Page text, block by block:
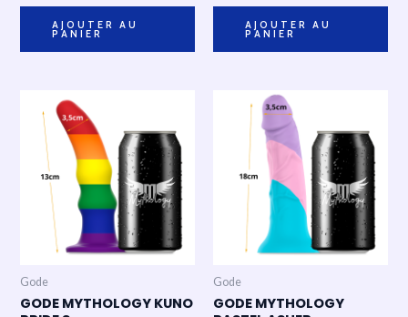
AJOUTER AU
PANIER
AJOUTER AU
PANIER
Gode
GODE MYTHOLOGY KUNO
Gode
GODE MYTHOLOGY